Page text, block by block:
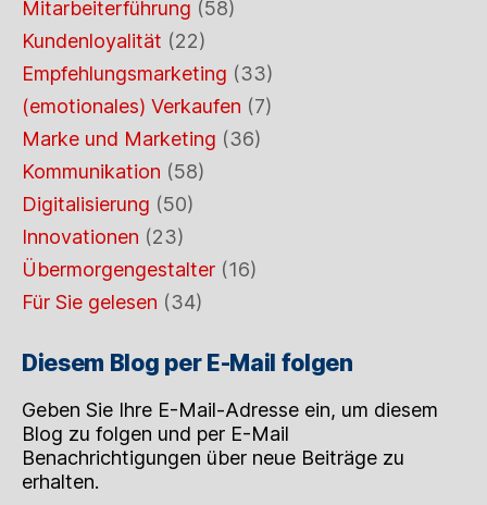
Mitarbeiterführung (58)
Kundenloyalität (22)
Empfehlungsmarketing (33)
(emotionales) Verkaufen (7)
Marke und Marketing (36)
Kommunikation (58)
Digitalisierung (50)
Innovationen (23)
Übermorgengestalter (16)
Für Sie gelesen (34)
Diesem Blog per E-Mail folgen
Geben Sie Ihre E-Mail-Adresse ein, um diesem
Blog zu folgen und per E-Mail
Benachrichtigungen über neue Beiträge zu
erhalten.